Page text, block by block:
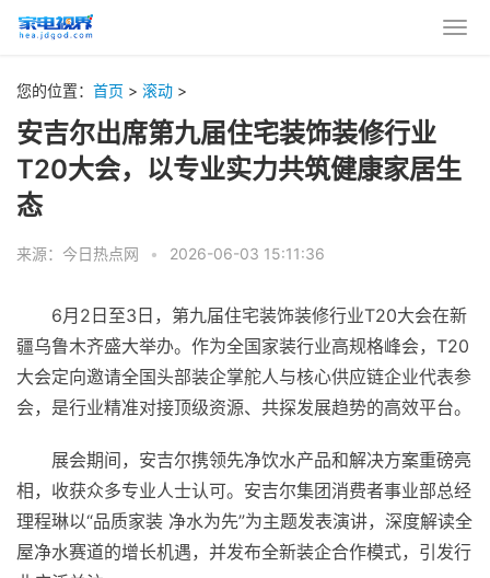
您的位置： 首页 > 滚动 >
安吉尔出席第九届住宅装饰装修行业
T20大会，以专业实力共筑健康家居生
态
来源：今日热点网 • 2026-06-03 15:11:36
6月2日至3日，第九届住宅装饰装修行业T20大会在新
疆乌鲁木齐盛大举办。作为全国家装行业高规格峰会，T20
大会定向邀请全国头部装企掌舵人与核心供应链企业代表参
会，是行业精准对接顶级资源、共探发展趋势的高效平台。
展会期间，安吉尔携领先净饮水产品和解决方案重磅亮
相，收获众多专业人士认可。安吉尔集团消费者事业部总经
理程琳以“品质家装 净水为先”为主题发表演讲，深度解读全
屋净水赛道的增长机遇，并发布全新装企合作模式，引发行